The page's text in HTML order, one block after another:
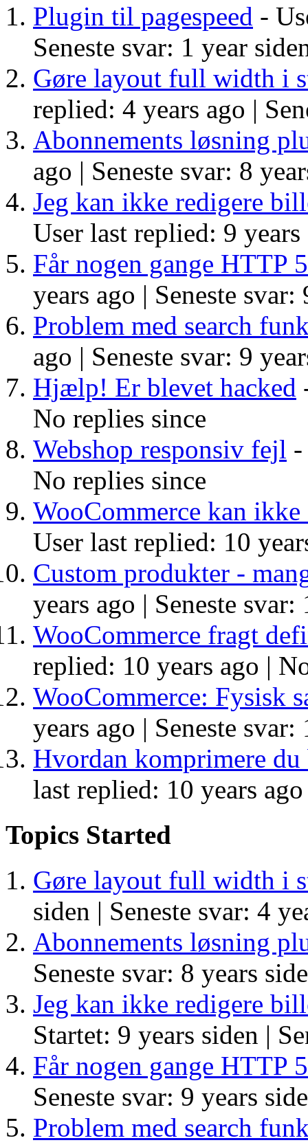
Plugin til pagespeed -
Seneste svar: 1 year
Gøre layout full width i
replied: 4 years ago |
Abonnements løsning
ago | Seneste svar: 8
Jeg kan ikke redigere
User last replied: 9
Får nogen gange HTTP
years ago | Seneste svar:
Problem med search
ago | Seneste svar: 9
Hjælp! Er blevet hacked
No replies since
Webshop responsiv fejl -
No replies since
WooCommerce kan
User last replied: 10
Custom produkter -
years ago | Seneste svar:
WooCommerce fragt
replied: 10 years ago |
WooCommerce: Fysisk
years ago | Seneste svar:
Hvordan komprimere
last replied: 10 years
Topics Started
Gøre layout full width i
siden | Seneste svar: 4
Abonnements løsning
Seneste svar: 8 years
Jeg kan ikke redigere
Startet: 9 years siden |
Får nogen gange HTTP
Seneste svar: 9 years
Problem med search